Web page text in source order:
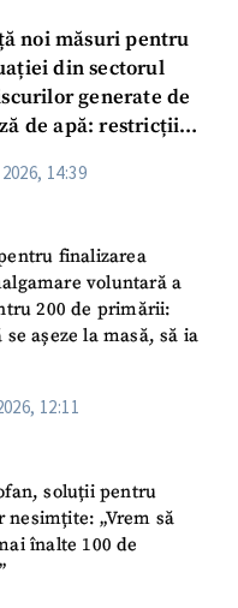
noi măsuri pentru
din sectorul
generate de
de apă: restricții
14:39
finalizarea
voluntară a
200 de primării:
așeze la masă, să ia
12:11
soluții pentru
nesimțite: „Vrem să
înalte 100 de